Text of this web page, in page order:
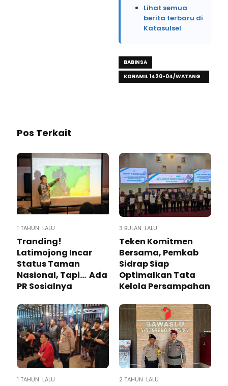
Lihat semua
berita terbaru di
Katasulsel
BABINSA
KORAMIL 1420-04/WATANG
Pos Terkait
1 TAHUN LALU
Tranding!
Latimojong Incar
Status Taman
Nasional, Tapi… Ada
PR Sosialnya
3 BULAN LALU
Teken Komitmen
Bersama, Pemkab
Sidrap Siap
Optimalkan Tata
Kelola Persampahan
1 TAHUN LALU 2 TAHUN LALU